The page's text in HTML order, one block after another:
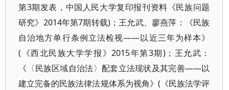
第3期发表，中国人民大学复印报刊资料《民族问题
研究》2014年第7期转载)；王允武、廖燕萍：《民族
自治地方单行条例立法检视——以近三年为样本》
(《西北民族大学学报》2015年第3期)；王允武：
《〈民族区域自治法〉配套立法现状及其完善——以
建立完备的民族法律法规体系为视角》(《民族法学评